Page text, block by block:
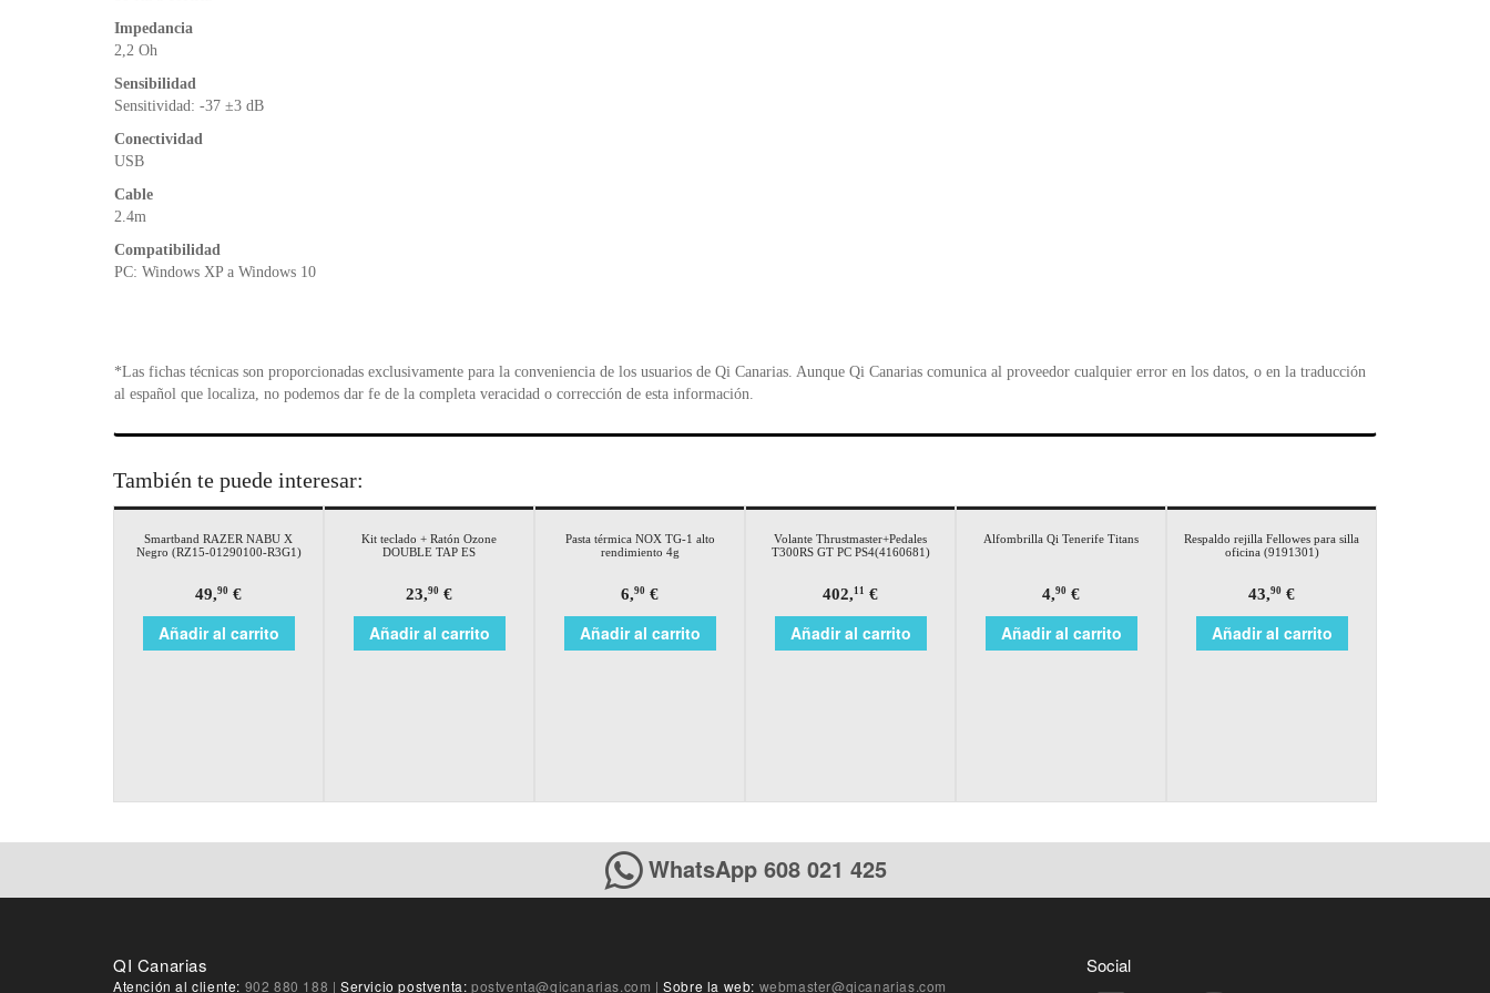
Impedancia
2,2 Oh
Sensibilidad
Sensitividad: -37 ±3 dB
Conectividad
USB
Cable
2.4m
Compatibilidad
PC: Windows XP a Windows 10
*Las fichas técnicas son proporcionadas exclusivamente para la conveniencia de los usuarios de Qi Canarias. Aunque Qi Canarias comunica al proveedor cualquier error en los datos, o en la traducción
al español que localiza, no podemos dar fe de la completa veracidad o corrección de esta información.
También te puede interesar:
Smartband RAZER NABU X
Negro (RZ15-01290100-R3G1)
49,90 €
Añadir al carrito
Kit teclado + Ratón Ozone
DOUBLE TAP ES
23,90 €
Añadir al carrito
Pasta térmica NOX TG-1 alto
rendimiento 4g
6,90 €
Añadir al carrito
Volante Thrustmaster+Pedales
T300RS GT PC PS4(4160681)
402,11 €
Añadir al carrito
Alfombrilla Qi Tenerife Titans
4,90 €
Añadir al carrito
Respaldo rejilla Fellowes para silla
oficina (9191301)
43,90 €
Añadir al carrito
WhatsApp 608 021 425
Social
QI Canarias
Atención al cliente: 902 880 188 | Servicio postventa:postventa@qicanarias.com | Sobre la web: webmaster@qicanarias.com